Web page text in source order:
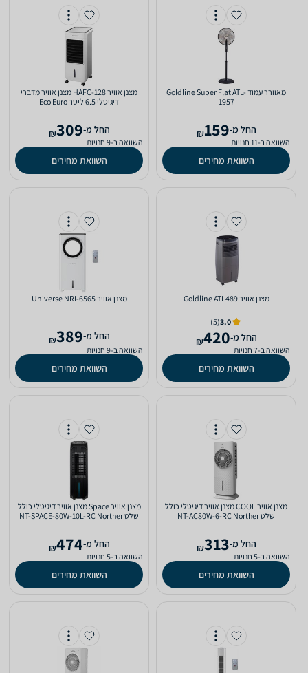
‏מאוורר עמוד Goldline Super Flat ATL-
1957
‫החל מ-159
₪
השוואה ב-11 חנויות
השוואת מחירים
‏מצנן אוויר HAFC-128 מצנן אוויר מדברי
דיגיטלי 6.5 ליטר Eco Euro
‫החל מ-309
₪
השוואה ב-9 חנויות
השוואת מחירים
‏מצנן אוויר Goldline ATL489
3.0
(5)
‫החל מ-420
₪
השוואה ב-7 חנויות
השוואת מחירים
‏מצנן אוויר Universe NRI-6565
‫החל מ-389
₪
השוואה ב-9 חנויות
השוואת מחירים
‏מצנן אוויר COOL מצנן אוויר דיגיטלי כולל
שלט NT-AC80W-6-RC Norther
‫החל מ-313
₪
השוואה ב-5 חנויות
השוואת מחירים
‏מצנן אוויר Space מצנן אוויר דיגיטלי כולל
שלט NT-SPACE-80W-10L-RC Norther
‫החל מ-474
₪
השוואה ב-5 חנויות
השוואת מחירים